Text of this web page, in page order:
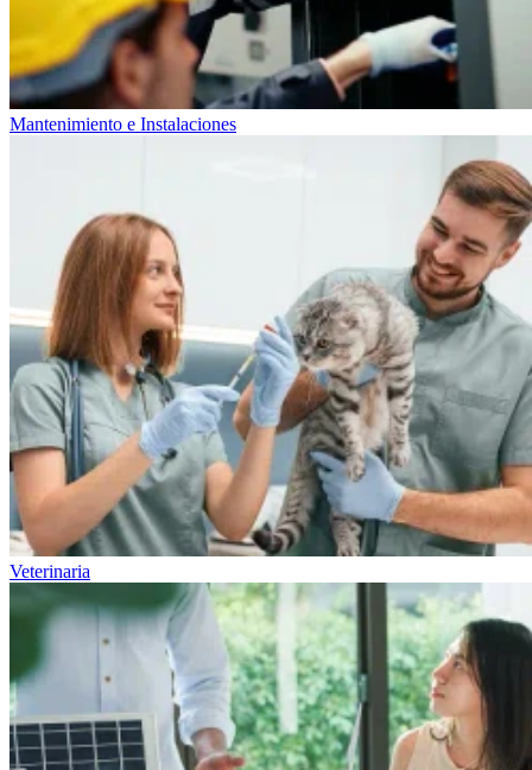
Mantenimiento e Instalaciones
Veterinaria